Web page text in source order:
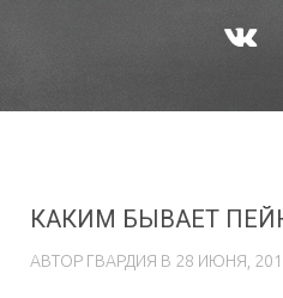
КАКИМ БЫВАЕТ
АВТОР ГВAРДИЯ В 28 ИЮНЯ,